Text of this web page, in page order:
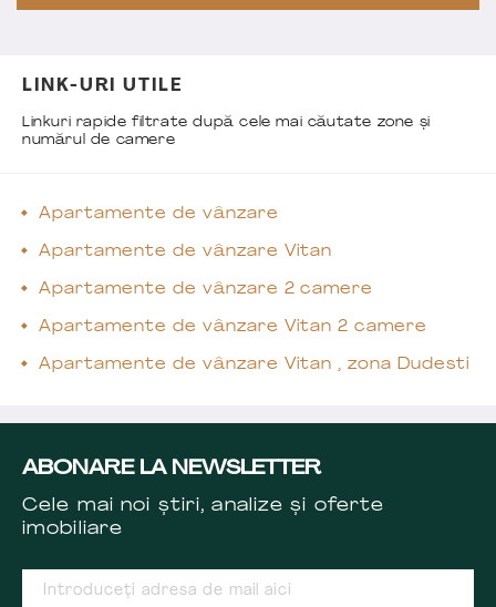
LINK-URI UTILE
Linkuri rapide filtrate după cele mai căutate zone și
numărul de camere
Apartamente de vânzare
Apartamente de vânzare Vitan
Apartamente de vânzare 2 camere
Apartamente de vânzare Vitan 2 camere
Apartamente de vânzare Vitan , zona Dudesti
ABONARE LA NEWSLETTER
Cele mai noi știri, analize și oferte
imobiliare